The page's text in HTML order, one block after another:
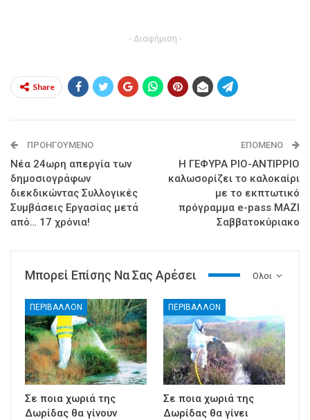
- Διαφήμιση -
Share
ΠΡΟΗΓΟΎΜΕΝΟ
Νέα 24ωρη απεργία των
δημοσιογράφων
διεκδικώντας Συλλογικές
Συμβάσεις Εργασίας μετά
από… 17 χρόνια!
ΕΠΌΜΕΝΟ
Η ΓΕΦΥΡΑ ΡΙΟ-ΑΝΤΙΡΡΙΟ
καλωσορίζει το καλοκαίρι
με το εκπτωτικό
πρόγραμμα e-pass ΜΑΖΙ
Σαββατοκύριακο
Ολοι
Μπορεί Επίσης Να Σας Αρέσει
ΠΕΡΙΒΑΛΛΟΝ
Σε ποια χωριά της
Δωρίδας θα γίνουν
ΠΕΡΙΒΑΛΛΟΝ
Σε ποια χωριά της
Δωρίδας θα γίνει